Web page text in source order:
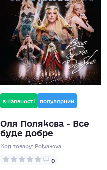
в наявності популярний
Оля Полякова - Все
буде добре
Код товару: Polyakova
0